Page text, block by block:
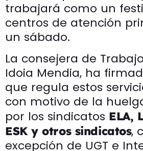
trabajará como un
centros de atención
un sábado.
La consejera de
Idoia Mendia, ha
que regula estos
con motivo de la
por los sindicatos ELA,
ESK y otros sindicatos,
excepción de UGT e